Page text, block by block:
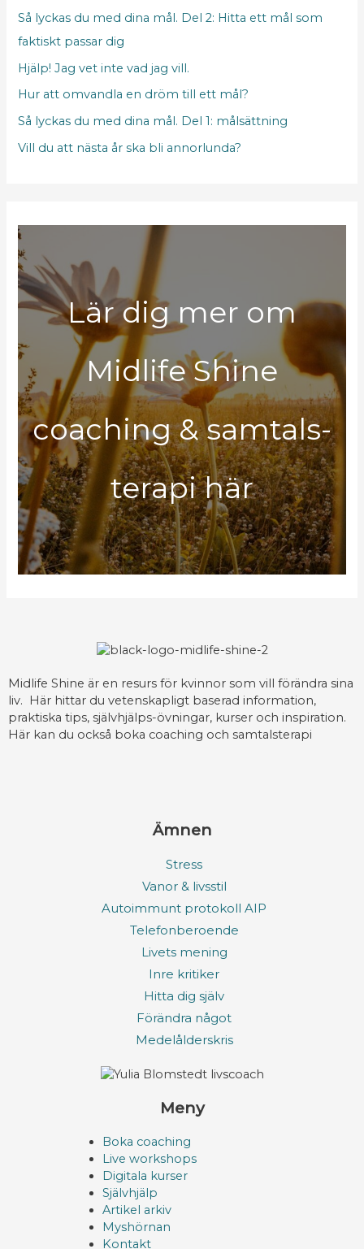
Så lyckas du med dina mål. Del 2: Hitta ett mål som
faktiskt passar dig
Hjälp! Jag vet inte vad jag vill.
Hur att omvandla en dröm till ett mål?
Så lyckas du med dina mål. Del 1: målsättning
Vill du att nästa år ska bli annorlunda?
Lär dig mer om
Midlife Shine
coaching & samtals-
terapi här
Midlife Shine är en resurs för kvinnor som vill förändra sina
liv. Här hittar du vetenskapligt baserad information,
praktiska tips, självhjälps-övningar, kurser och inspiration.
Här kan du också boka coaching och samtalsterapi
Ämnen
Stress
Vanor & livsstil
Autoimmunt protokoll AIP
Telefonberoende
Livets mening
Inre kritiker
Hitta dig själv
Förändra något
Medelålderskris
Meny
Boka coaching
Live workshops
Digitala kurser
Självhjälp
Artikel arkiv
Myshörnan
Kontakt